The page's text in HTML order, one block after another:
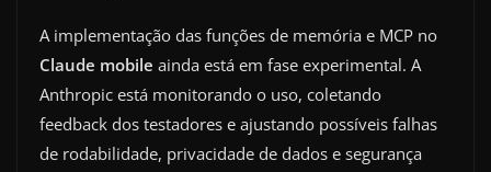
A implementação das funções de memória e MCP no
Claude mobile ainda está em fase experimental. A
Anthropic está monitorando o uso, coletando
feedback dos testadores e ajustando possíveis falhas
de rodabilidade, privacidade de dados e segurança